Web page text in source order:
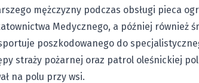
mężczyzny podczas obsługi pieca
Medycznego, a później również
poszkodowanego do
straży pożarnej oraz patrol oleśnickiej
na polu przy wsi.